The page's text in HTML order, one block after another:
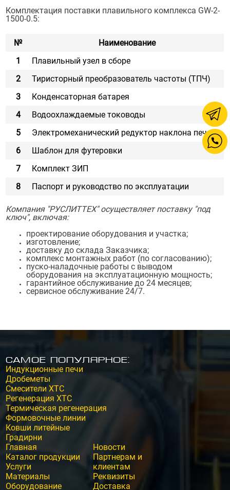
Комплектация поставки плавильного комплекса GW-2-
1500-0.5:
№
Наименование
1
Плавильный узел в сборе
2
Тиристорный преобразователь частоты (ТПЧ)
3
Конденсаторная батарея
4
Водоохлаждаемые тоководы
5
Электромеханический редуктор наклона печи
6
Шаблон для футеровки
7
Комплект ЗИП
8
Паспорт и руководство по эксплуатации
Компания "РУСЛИТТЕХ" осуществляет поставку "под
ключ", включая:
проектирование оборудования и участка;
изготовление;
доставку до склада Заказчика;
комплекс монтажных работ (по согласованию);
пуско-наладочные работы с выводом
оборудования на эксплуатационную мощность;
гарантийное обслуживание до 24 месяцев;
сервисное обслуживание 24/7.
Самое популярное:
Индукционные печи
Дробеметы
Смесители ХТС
Регенерация ХТС
Термическая регенерация
Формовочные линии
Ковши литейные
Градирни
Главная
Каталог продукции
Услуги
Материалы
Оборудование
Новости
Партнерам и
клиентам
Реквизиты
Доставка